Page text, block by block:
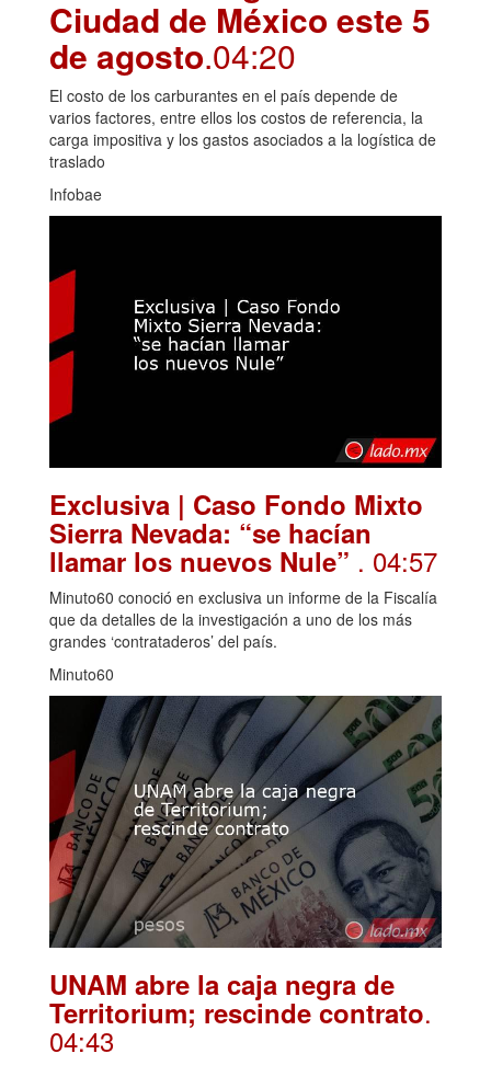
Ciudad de México este 5
de agosto.04:20
El costo de los carburantes en el país depende de
varios factores, entre ellos los costos de referencia, la
carga impositiva y los gastos asociados a la logística de
traslado
Infobae
Exclusiva | Caso Fondo Mixto
Sierra Nevada: “se hacían
llamar los nuevos Nule” . 04:57
Minuto60 conoció en exclusiva un informe de la Fiscalía
que da detalles de la investigación a uno de los más
grandes ‘contrataderos’ del país.
Minuto60
UNAM abre la caja negra de
Territorium; rescinde contrato.
04:43